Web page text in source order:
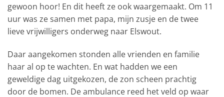
gewoon hoor! En dit heeft ze ook waargemaakt. Om 11
uur was ze samen met papa, mijn zusje en de twee
lieve vrijwilligers onderweg naar Elswout.
Daar aangekomen stonden alle vrienden en familie
haar al op te wachten. En wat hadden we een
geweldige dag uitgekozen, de zon scheen prachtig
door de bomen. De ambulance reed het veld op waar